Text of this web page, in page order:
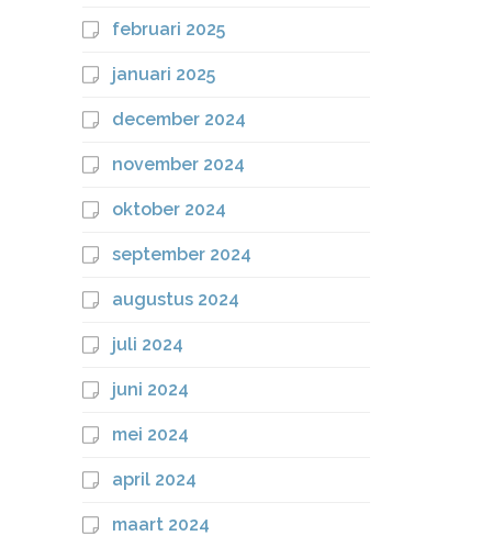
februari 2025
januari 2025
december 2024
november 2024
oktober 2024
september 2024
augustus 2024
juli 2024
juni 2024
mei 2024
april 2024
maart 2024